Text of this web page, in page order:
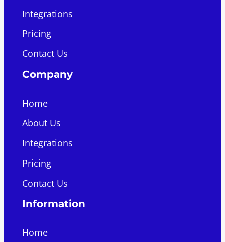
Integrations
Pricing
Contact Us
Company
Home
About Us
Integrations
Pricing
Contact Us
Information
Home